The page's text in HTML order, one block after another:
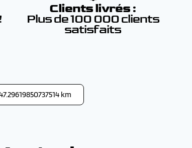
Clients livrés :
Plus de 100 000 clients
satisfaits
km